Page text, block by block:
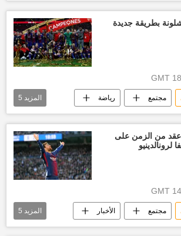
الإسباني
أخبار إسبانيا
بطريقة جديدة
مجتمع رياضة
برشلونة أخبار ميسي
إسبانيا
المزيد 5
من الزمن على
مجتمع الأخبار
الإسباني نادي برشلونة
المزيد 5